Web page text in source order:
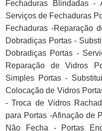
Fechaduras Blindadas -
Serviços de Fechaduras
Fechaduras -Reparação
Dobradiças Portas -
Dobradiças Portas -
Reparação de Vidros
Simples Portas -
Colocação de Vidros
- Troca de Vidros
para Portas -Afinação de
Não Fecha - Portas